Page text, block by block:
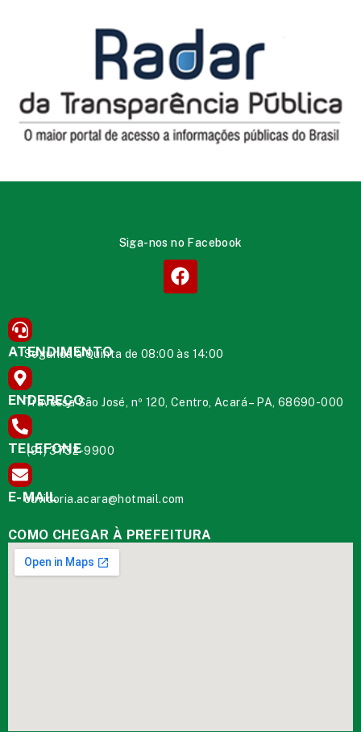
Siga-nos no Facebook
ATENDIMENTO
Segunda à Quinta de 08:00 às 14:00
ENDEREÇO
Travessa São José, nº 120, Centro, Acará – PA, 68690-000
TELEFONE
(91) 3732-9900
E-MAIL
ouvidoria.acara@hotmail.com
COMO CHEGAR À PREFEITURA